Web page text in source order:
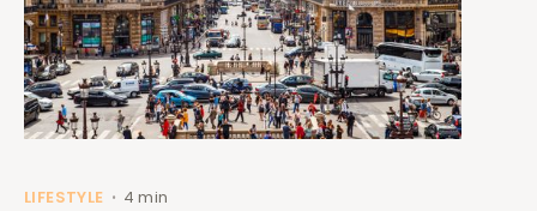
LIFESTYLE • 4 min